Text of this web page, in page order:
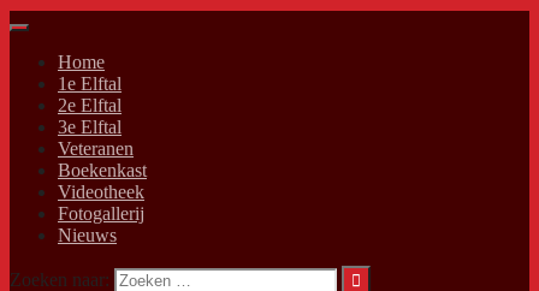
Home
1e Elftal
2e Elftal
3e Elftal
Veteranen
Boekenkast
Videotheek
Fotogallerij
Nieuws
Zoeken naar: